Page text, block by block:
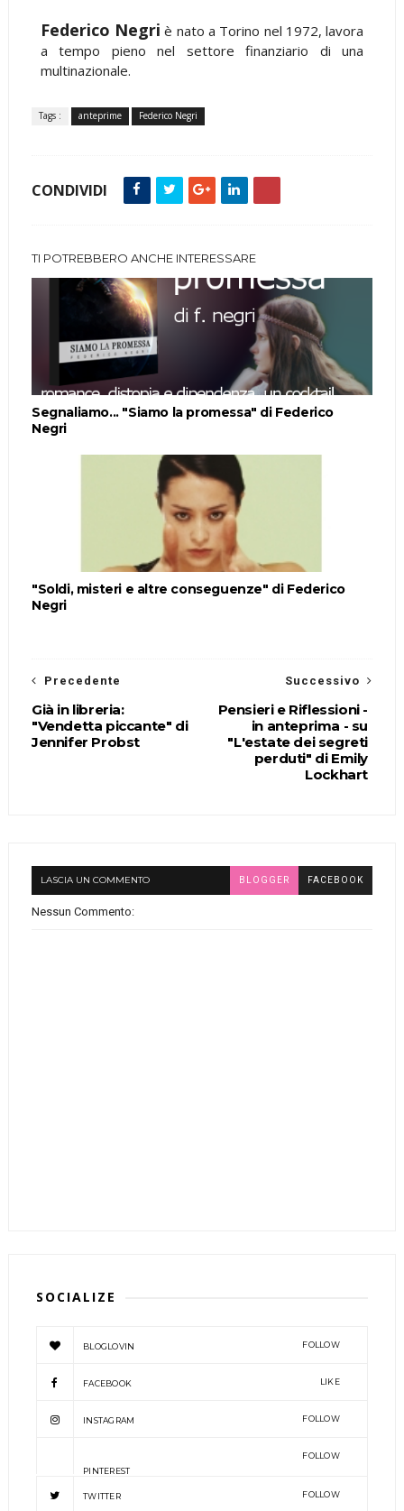
Federico Negri è nato a Torino nel 1972, lavora
a tempo pieno nel settore finanziario di una
multinazionale.
Tags : anteprime Federico Negri
CONDIVIDI
TI POTREBBERO ANCHE INTERESSARE
Segnaliamo... "Siamo la promessa" di Federico
Negri
"Soldi, misteri e altre conseguenze" di Federico
Negri
Successivo
Pensieri e Riflessioni -
in anteprima - su
"L'estate dei segreti
perduti" di Emily
Lockhart
Precedente
Già in libreria:
"Vendetta piccante" di
Jennifer Probst
LASCIA UN COMMENTO BLOGGER FACEBOOK
Nessun Commento:
SOCIALIZE
BLOGLOVIN FOLLOW
FACEBOOK LIKE
INSTAGRAM FOLLOW
PINTEREST
FOLLOW
TWITTER FOLLOW